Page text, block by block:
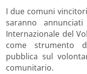
I due comuni
saranno
Internazionale del
come strumento
pubblica sul
comunitario.